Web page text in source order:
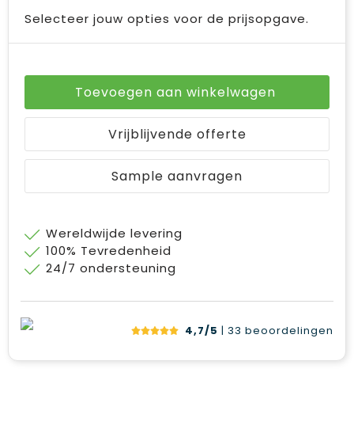
Selecteer jouw opties voor de prijsopgave.
Toevoegen aan winkelwagen
Vrijblijvende offerte
Sample aanvragen
Wereldwijde levering
100% Tevredenheid
24/7 ondersteuning
4,7/5 | 33 beoordelingen